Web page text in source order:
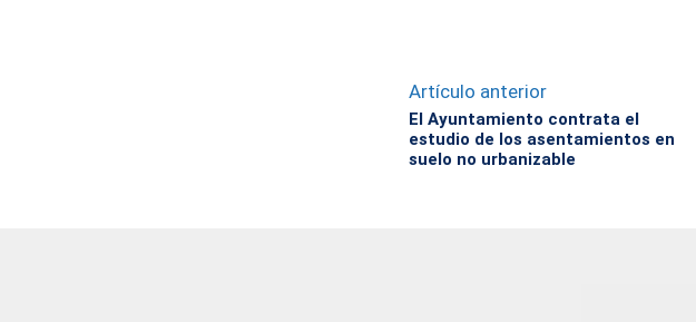
Artículo anterior
El Ayuntamiento contrata el
estudio de los asentamientos en
suelo no urbanizable